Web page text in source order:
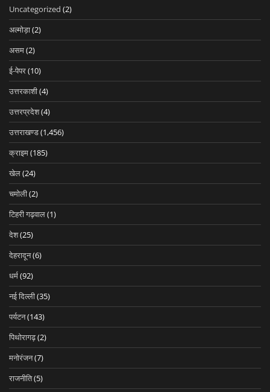
Uncategorized (2)
अल्मोड़ा(2)
असम(2)
ई-पेपर(10)
उत्तरकाशी(4)
उत्तरप्रदेश(4)
उत्तराखण्ड(1,456)
क्राइम(185)
खेल(24)
चमोली(2)
टिहरी गढ़वाल(1)
देश(25)
देहरादून(6)
धर्म(92)
नई दिल्ली(35)
पर्यटन(143)
पिथोरागढ़(2)
मनोरंजन(7)
राजनीति(5)